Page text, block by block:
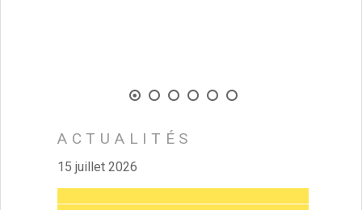
Délibérations 2025
Délibérations 2023
Délibérations 2022
Délibérations 2020
ACTUALITÉS
15 juillet 2026